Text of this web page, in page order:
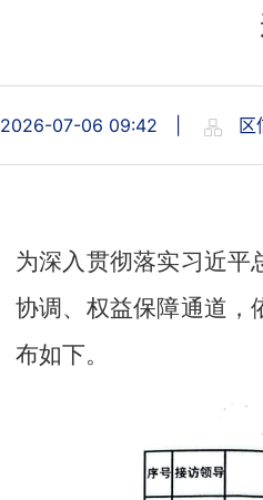
2026-07-06 09:42 区
为深入贯彻落实习近平
协调、权益保障通道，
布如下。